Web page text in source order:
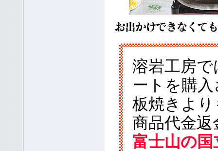
溶岩工房で
ートを購
板焼きよ
商品代金
富士山の国